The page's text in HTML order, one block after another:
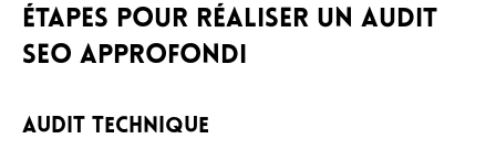
Étapes pour réaliser un audit
SEO approfondi
Audit technique